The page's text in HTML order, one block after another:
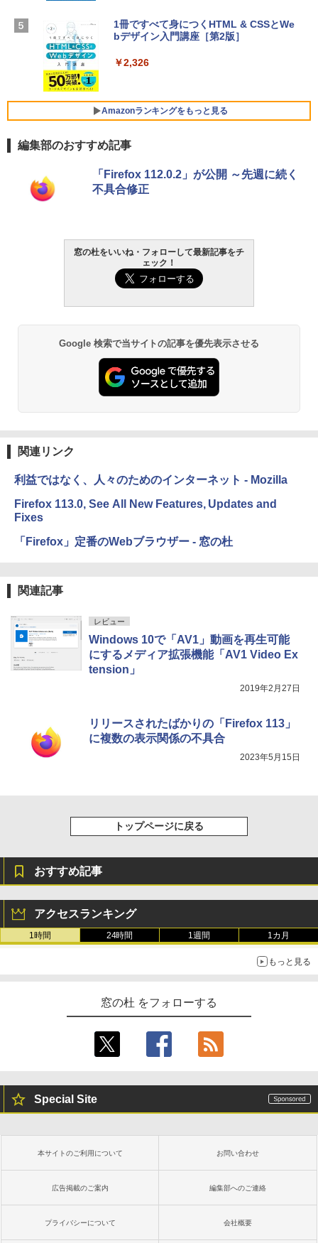
【Amazon.co.jp限定】 HP ノートパソコ
ン 15-fd 15.6インチ 16GBメモリ 512GB
SSD インテル Core 5
￥129,800
FMV ノートパソコン WE1-K3 (MS 365 P
ersonal/Copilotキー搭載/Win 11/15.6型/
VWK3E15W_AZ
￥119,800
Robloxギフトカード - 1000 Robux 【限
定バーチャルアイテムを含む】 【オンラ
ラインコード版
1冊ですべて身につくHTML & CSSとWe
bデザイン入門講座［第2版］
￥2,326
Amazonランキングをもっと見る
Amazon Kindle Paperwhite (16GB) 7イ
ンチディスプレイ、色調調節ライト、12
週間持続バッテリー、広告なし、ブラッ
Amazon Kindle - 目に優しい、かさばら
ない、大きな画面で読みやすい、6週間持
書籍リーダー、ブラック、16GB、広告な
￥19,980
Kindle Paperwhite シグニチャーエディ
ション (32GB) 7インチディスプレイ、明
るさ自動調整、色調調節ライト、12週間
Amazon Kindle Colorsoft | 16GBストレ
テリー、広告無し、ブラック (2025年発
New Amazon Kindle Scribe Colorsoft |
11インチカラーディスプレイ、64GBスト
レージ、ノート機能搭載、明るさ自動調
整、色調調節ライト、プレミアムペン付
き、グラファイト
編集部のおすすめ記事
「Firefox 112.0.2」が公開 ～先週に続く
不具合修正
窓の杜をいいね・フォローして最新記事をチ
ェック！
Google 検索で当サイトの記事を優先表示させる
関連リンク
利益ではなく、人々のためのインターネット - Mozilla
Firefox 113.0, See All New Features, Updates and
Fixes
「Firefox」定番のWebブラウザー - 窓の杜
関連記事
レビュー
Windows 10で「AV1」動画を再生可能
にするメディア拡張機能「AV1 Video Ex
tension」
2019年2月27日
リリースされたばかりの「Firefox 113」
に複数の表示関係の不具合
2023年5月15日
トップページに戻る
おすすめ記事
アクセスランキング
1時間 24時間 1週間 1カ月
もっと見る
窓の杜 をフォローする
Special Site
本サイトのご利用について お問い合わせ
広告掲載のご案内 編集部へのご連絡
プライバシーについて 会社概要